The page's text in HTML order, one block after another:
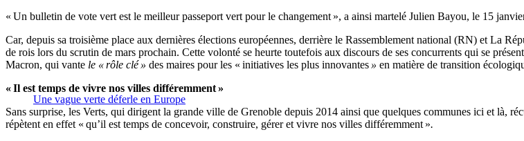
« Un bulletin de vote vert est le meilleur passeport vert pour le changement », a ainsi martelé Julien Bayou, le 15
Car, depuis sa troisième place aux dernières élections européennes, derrière le Rassemblement national (RN) et La
de rois lors du scrutin de mars prochain. Cette volonté se heurte toutefois aux discours de ses concurrents qui se
Macron, qui vante le « rôle clé » des maires pour les « initiatives les plus innovantes » en matière de transition
Une vague verte déferle en Europe
« Il est temps de vivre nos villes différemment »
Sans surprise, les Verts, qui dirigent la grande ville de Grenoble depuis 2014 ainsi que quelques communes ici et là,
répètent en effet « qu’il est temps de concevoir, construire, gérer et vivre nos villes différemment ».